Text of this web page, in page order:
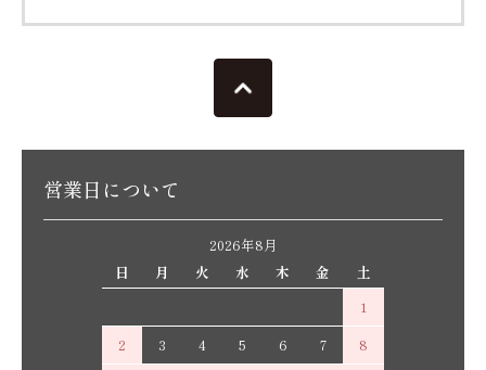
営業日について
2026年8月
日
月 火 水 木 金
土
1
2
3 4 5 6 7
8